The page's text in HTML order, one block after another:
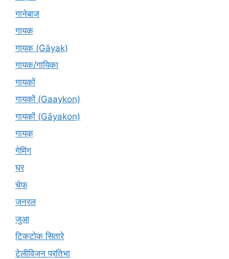
गानेबाज
गायक
गायक (Gāyak)
गायक/गायिका
गायकों
गायकों (Gaaykon)
गायकों (Gāyakon)
गायक्
गेमिंग
घर
चेफ
जनरल
जुआ
टिकटोक सितारे
टेलीविजन प्रतिभा